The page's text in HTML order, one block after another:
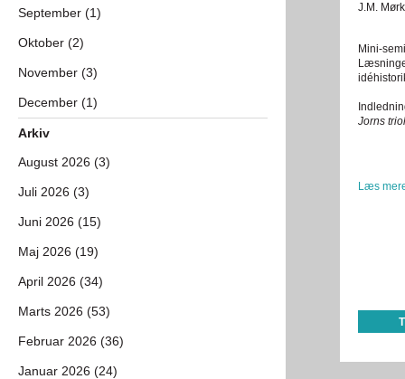
J.M.
Mini-
Jorns
Læs
September (1)
Oktober (2)
November (3)
December (1)
Arkiv
August 2026 (3)
Juli 2026 (3)
Juni 2026 (15)
Maj 2026 (19)
April 2026 (34)
Marts 2026 (53)
Februar 2026 (36)
Januar 2026 (24)